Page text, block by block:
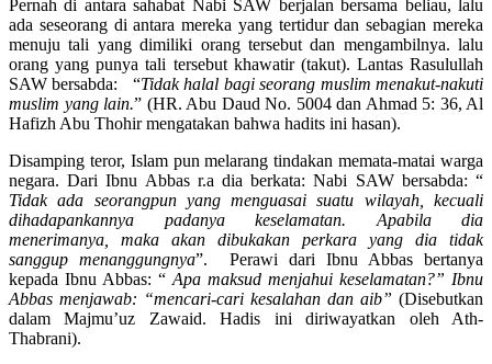
Pernah di antara sahabat Nabi SAW berjalan bersama beliau, lalu
ada seseorang di antara mereka yang tertidur dan sebagian mereka
menuju tali yang dimiliki orang tersebut dan mengambilnya. lalu
orang yang punya tali tersebut khawatir (takut). Lantas Rasulullah
SAW bersabda: “Tidak halal bagi seorang muslim menakut-nakuti
muslim yang lain.” (HR. Abu Daud No. 5004 dan Ahmad 5: 36, Al
Hafizh Abu Thohir mengatakan bahwa hadits ini hasan).
Disamping teror, Islam pun melarang tindakan memata-matai warga
negara. Dari Ibnu Abbas r.a dia berkata: Nabi SAW bersabda: “
Tidak ada seorangpun yang menguasai suatu wilayah, kecuali
dihadapankannya padanya keselamatan. Apabila dia
menerimanya, maka akan dibukakan perkara yang dia tidak
sanggup menanggungnya”. Perawi dari Ibnu Abbas bertanya
kepada Ibnu Abbas: “ Apa maksud menjahui keselamatan?” Ibnu
Abbas menjawab: “mencari-cari kesalahan dan aib” (Disebutkan
dalam Majmu’uz Zawaid. Hadis ini diriwayatkan oleh Ath-
Thabrani).